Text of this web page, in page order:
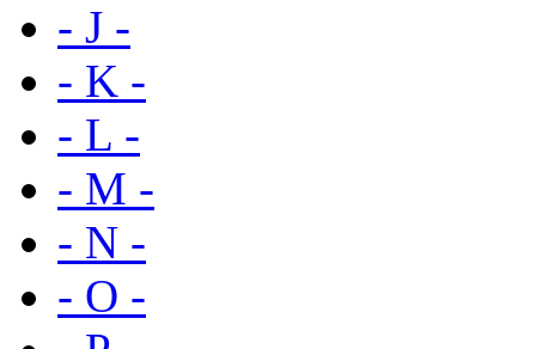
- J -
- K -
- L -
- M -
- N -
- O -